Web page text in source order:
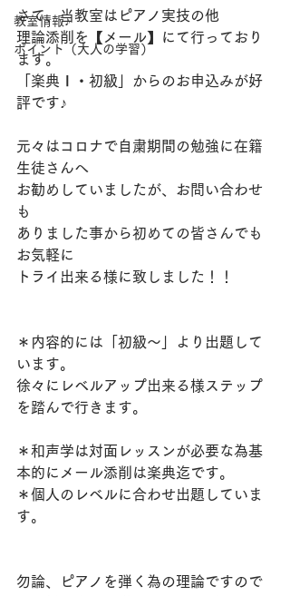
教室情報♪
ポイント（大人の学習）
さて、当教室はピアノ実技の他
理論添削を【メール】にて行っており
ます。
「楽典Ⅰ・初級」からのお申込みが好
評です♪
元々はコロナで自粛期間の勉強に在籍
生徒さんへ
お勧めしていましたが、お問い合わせ
も
ありました事から初めての皆さんでも
お気軽に
トライ出来る様に致しました！！
＊内容的には「初級～」より出題して
います。
徐々にレベルアップ出来る様ステップ
を踏んで行きます。
＊和声学は対面レッスンが必要な為基
本的にメール添削は楽典迄です。
＊個人のレベルに合わせ出題していま
す。
勿論、ピアノを弾く為の理論ですので